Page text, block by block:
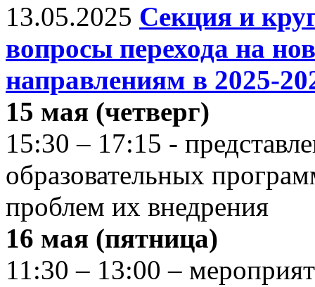
13.05.2025 Секция и
вопросы перехода на
направлениям в 2025-
15 мая (четверг)
15:30 – 17:15 -
образовательных
проблем их внедрения
16 мая (пятница)
11:30 – 13:00 –